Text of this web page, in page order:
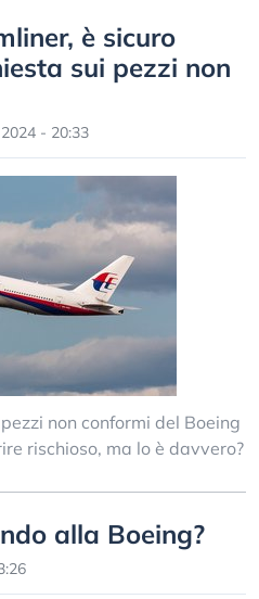
è sicuro
sui pezzi non
- 20:33
non conformi del Boeing
rischioso, ma lo è davvero?
alla Boeing?